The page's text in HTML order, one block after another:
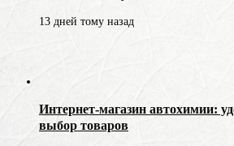
13 дней тому назад
Интернет-магазин автохимии:
выбор товаров